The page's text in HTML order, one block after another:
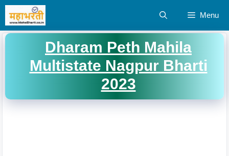
Skip
content
Menu
Dharam Peth Mahila
Multistate Nagpur Bharti
2023